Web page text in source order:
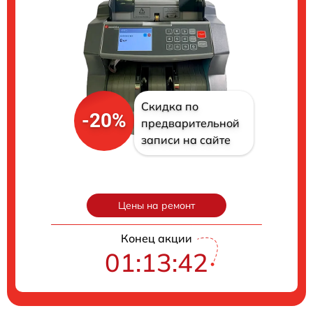
-20%
Скидка по
предварительной
записи на сайте
Цены на ремонт
Конец акции
01:13:42